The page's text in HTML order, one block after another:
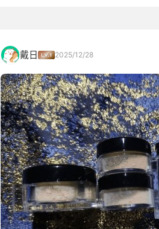
戴日 2025/12/28